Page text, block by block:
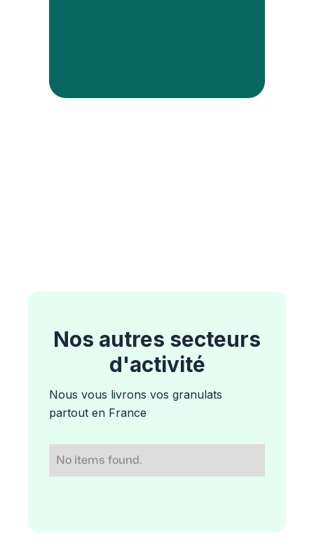
Nos autres secteurs
d'activité
Nous vous livrons vos granulats
partout en France
No items found.